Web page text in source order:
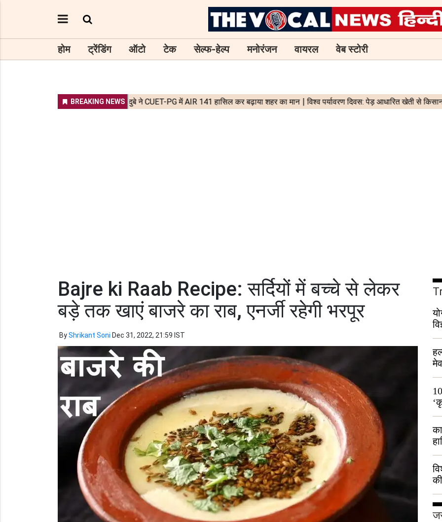
होम ट्रेंडिंग ऑटो टेक सेल्फ-हेल्प मनोरंजन वायरल वेब स्टोरी
Bajre ki Raab Recipe: सर्दियों में बच्चे से लेकर
बड़े तक खाएं बाजरे का राब, एनर्जी रहेगी भरपूर
ByShrikant Soni Dec 31, 2022, 21:59 IST
हुई